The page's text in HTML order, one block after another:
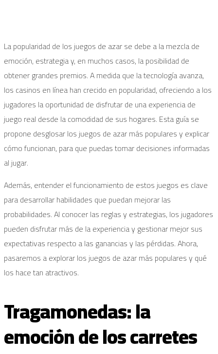
La popularidad de los juegos de azar se debe a la mezcla de
emoción, estrategia y, en muchos casos, la posibilidad de
obtener grandes premios. A medida que la tecnología avanza,
los casinos en línea han crecido en popularidad, ofreciendo a los
jugadores la oportunidad de disfrutar de una experiencia de
juego real desde la comodidad de sus hogares. Esta guía se
propone desglosar los juegos de azar más populares y explicar
cómo funcionan, para que puedas tomar decisiones informadas
al jugar.
Además, entender el funcionamiento de estos juegos es clave
para desarrollar habilidades que puedan mejorar las
probabilidades. Al conocer las reglas y estrategias, los jugadores
pueden disfrutar más de la experiencia y gestionar mejor sus
expectativas respecto a las ganancias y las pérdidas. Ahora,
pasaremos a explorar los juegos de azar más populares y qué
los hace tan atractivos.
Tragamonedas: la
emoción de los carretes